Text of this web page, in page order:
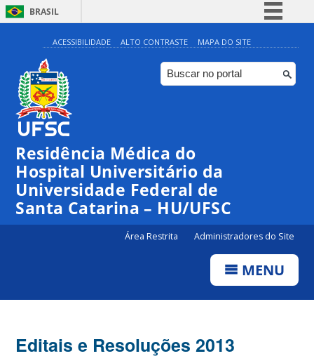
BRASIL
Simplifique!
Comunica BR
Participe
ACESSIBILIDADE ALTO CONTRASTE MAPA DO SITE
Residência Médica do
Hospital Universitário da
Universidade Federal de
Santa Catarina – HU/UFSC
Área Restrita Administradores do Site
MENU
Editais e Resoluções 2013